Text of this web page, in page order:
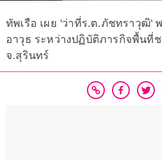
ทัพเรือ เผย 'ว่าที่ร.ต.ภัชทราวุฒิ'
อาวุธ ระหว่างปฏิบัติภารกิจพื้นที่
จ.สุรินทร์